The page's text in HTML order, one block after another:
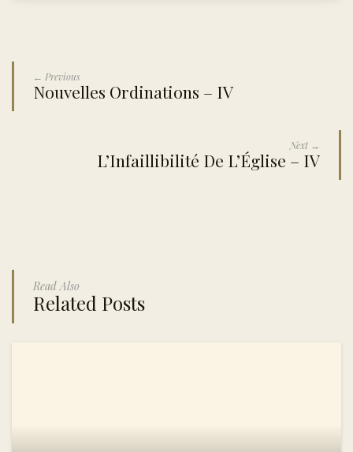
← Previous
Nouvelles Ordinations – IV
Next →
L’Infaillibilité De L’Église – IV
Read Also
Related Posts